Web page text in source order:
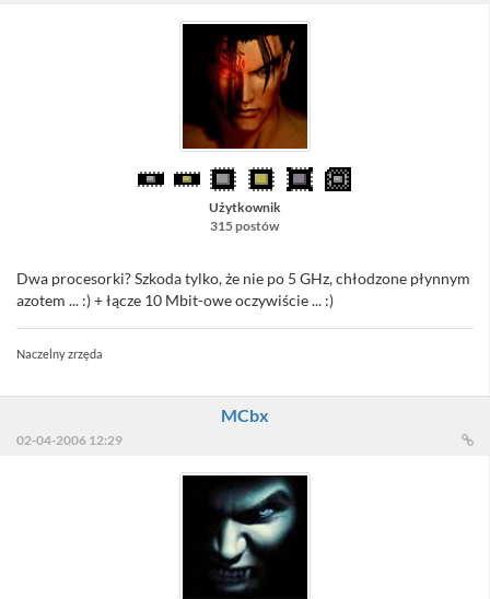
Użytkownik
315 postów
Dwa procesorki? Szkoda tylko, że nie po 5 GHz, chłodzone płynnym
azotem ... :) + łącze 10 Mbit-owe oczywiście ... :)
Naczelny zrzęda
MCbx
02-04-2006 12:29